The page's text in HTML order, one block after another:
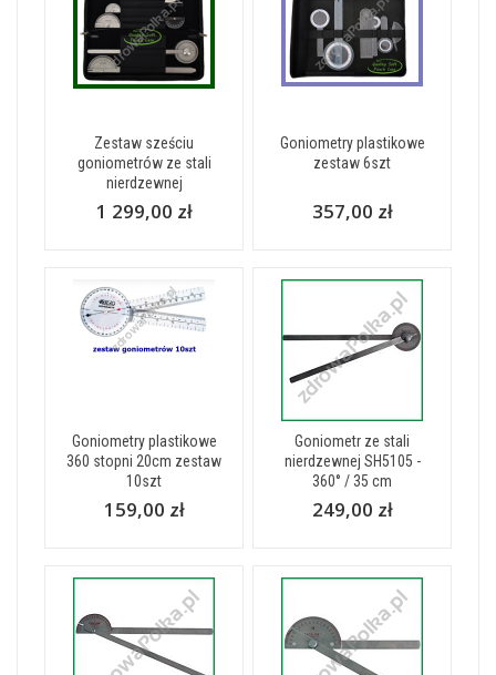
Zestaw sześciu
goniometrów ze stali
nierdzewnej
1 299,00 zł
Goniometry plastikowe
zestaw 6szt
357,00 zł
Goniometry plastikowe
360 stopni 20cm zestaw
10szt
159,00 zł
Goniometr ze stali
nierdzewnej SH5105 -
360° / 35 cm
249,00 zł